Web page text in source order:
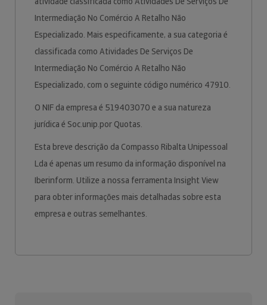
Intermediação No Comércio A Retalho Não
Especializado. Mais especificamente, a sua categoria é
classificada como Atividades De Serviços De
Intermediação No Comércio A Retalho Não
Especializado, com o seguinte código numérico 47910.
O NIF da empresa é 519403070 e a sua natureza
jurídica é Soc.unip.por Quotas.
Esta breve descrição da Compasso Ribalta Unipessoal
Lda é apenas um resumo da informação disponível na
Iberinform. Utilize a nossa ferramenta Insight View
para obter informações mais detalhadas sobre esta
empresa e outras semelhantes.